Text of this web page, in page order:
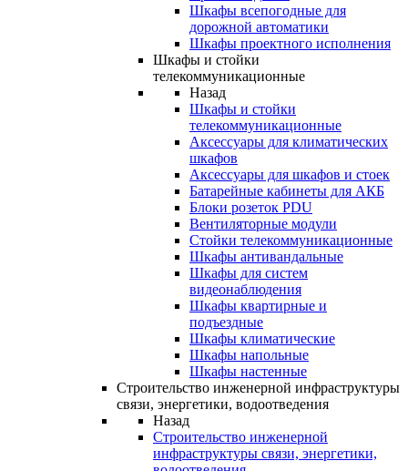
Шкафы всепогодные для
дорожной автоматики
Шкафы проектного исполнения
Шкафы и стойки
телекоммуникационные
Назад
Шкафы и стойки
телекоммуникационные
Аксессуары для климатических
шкафов
Аксессуары для шкафов и стоек
Батарейные кабинеты для АКБ
Блоки розеток PDU
Вентиляторные модули
Стойки телекоммуникационные
Шкафы антивандальные
Шкафы для систем
видеонаблюдения
Шкафы квартирные и
подъездные
Шкафы климатические
Шкафы напольные
Шкафы настенные
Строительство инженерной инфраструктуры
связи, энергетики, водоотведения
Назад
Строительство инженерной
инфраструктуры связи, энергетики,